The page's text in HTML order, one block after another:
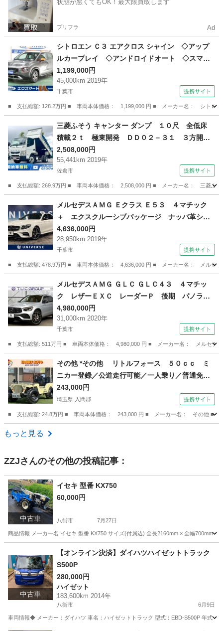
状態が悪くてもOK！最大限買取します
プリフラ Ad
シトロエン Ｃ３ エアクロス シャイン ◇アップ
ルカープレイ ◇アンドロイドオート ◇スマー
トキー ◇クルーズコントロール ◇クリアラン
スソナー ◇ＥＴＣ ◇衝突軽減ブレーキ ◇ブ
ラインドスポットモニタリング ◇点検記録簿
（検9.10）
1,199,000円
45,000km 2019年
千葉市 提携サイト
■ 支払総額: 128.2万円 ■ 車両本体価格： 1,199,000 円 ■ メーカー名： シト
その他
三菱ふそう キャンター ダンプ １０尺 全低床
積載２ｔ 極東開発 ＤＤ０２－３１ ３方開
手動コボレーン ３，０５０×１，６００ ５ｔ限
定免許対応 走行５５千ｋｍ 積載２ｔ Ｉ５
５速 マニュアル ２ｔダンプ 極東ダンプ 小
型ダンプ ＥＴＣ１．０ （なし）
2,508,000円
55,441km 2019年
佐倉市 提携サイト
■ 支払総額: 269.9万円 ■ 車両本体価格： 2,508,000 円 ■ メーカー名： 三菱
その他
メルセデスＡＭＧ Ｅクラス Ｅ５３ ４マチック
＋ エクスクルーシブパッケージ ナッパ革シー
ト Ｂｕｒｍｅｓｔｅｒサウンド 純正ナビ 地
デジ ３６０度カメラシステム レーダーセーフ
ティパッケージ 純正２０インチアルミ 全席シ
ートヒーター パワーシート （検10.3）
4,636,000円
28,950km 2019年
千葉市 提携サイト
■ 支払総額: 478.9万円 ■ 車両本体価格： 4,636,000 円 ■ メーカー名： メルセ
その他
メルセデスＡＭＧ ＧＬＣ ＧＬＣ４３ ４マチッ
ク レザーＥＸＣ レーダーＰ 後期 パノラマ
サンルーフ 全席ヒーター赤黒革 ＨＵＤ ディ
ストロ ブラインドＳ ＡＭＧエアロ２０ＡＷ
ＨＤＤナビＴＶ ３６０カメ キーＧＯ ２年保
証 （検9.6）
4,980,000円
31,000km 2020年
千葉市 提携サイト
■ 支払総額: 511万円 ■ 車両本体価格： 4,980,000 円 ■ メーカー名： メルセ
千葉 千葉市 その他
その他 *その他 リトルフォース ５０ｃｃ ミ
ニカー登録／公道走行可能／一人乗り／普通免許
運転ＯＫ／ （なし）
243,000円
埼玉県 入間郡 提携サイト
■ 支払総額: 24.8万円 ■ 車両本体価格： 243,000 円 ■ メーカー名： その他 ■
埼玉 入間郡
もっと見る
ZZJさんのその他の投稿記事：
中古車
イセキ 型番 KX750
60,000円
八街市 7月27日
商品情報 メーカー名 イセキ 型番 KX750 サイズ(付属込) 全長2160mm × 全幅700mm ×
その他 イセキ
中古車
【オンライン決済】ダイハツハイゼットトラック
S500P
280,000円
ハイゼット
183,600km 2014年
八街市 6月9日
車両情報◆ メーカー：ダイハツ 車名：ハイゼットトラック 型式：EBD-S500P 年式